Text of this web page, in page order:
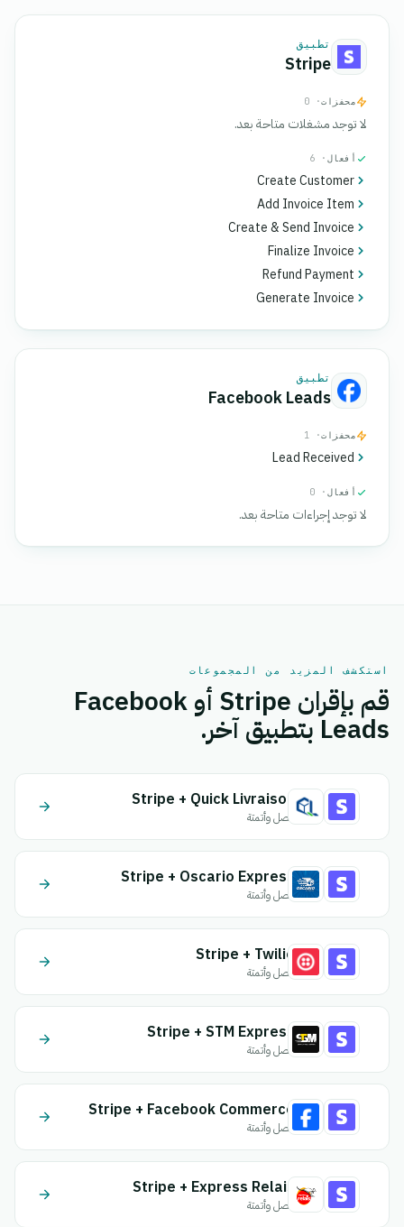
تطبيق
Stripe
محفزات· 0
لا توجد مشغلات متاحة بعد.
أفعال · 6
Create Customer
Add Invoice Item
Create & Send Invoice
Finalize Invoice
Refund Payment
Generate Invoice
تطبيق
Facebook Leads
محفزات· 1
Lead Received
أفعال · 0
لا توجد إجراءات متاحة بعد.
استكشف المزيد من المجموعات
قم بإقران Stripe أو Facebook
Leads بتطبيق آخر.
Stripe + Quick Livraison
اتصل وأتمتة
Stripe + Oscario Express
اتصل وأتمتة
Stripe + Twilio
اتصل وأتمتة
Stripe + STM Express
اتصل وأتمتة
Stripe + Facebook Commerce
اتصل وأتمتة
Stripe + Express Relais
اتصل وأتمتة